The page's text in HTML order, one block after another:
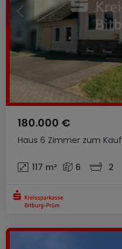
Haus 6 Zimmer zum Kauf
180.000 €
117 m² 6 2